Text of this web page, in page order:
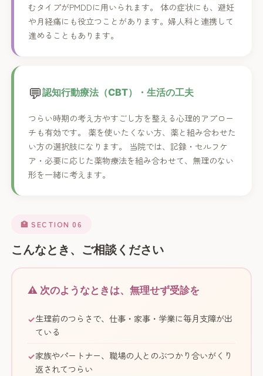
むタイプがPMDDに用いられます。 体の症状にも、避妊
や月経痛にも役立つことがあります。婦人科と連携して
進めることもあります。
💬認知行動療法（CBT）・生活の工夫
つらい時期の考え方やすごし方を整える心理的アプロー
チも有効です。 薬を使いたくない方、薬と組み合わせた
い方の選択肢になります。 当院では、記録・セルフケ
ア・必要に応じた薬物療法を組み合わせて、無理のない
形を一緒に考えます。
🏥 SECTION 06
こんなとき、ご相談ください
⚠️ 次のようなときは、無理せず受診を
生理前のつらさで、仕事・家事・学業に毎月支障が出
ている
家族やパートナー、職場の人とのぶつかり合いがくり
返されてつらい